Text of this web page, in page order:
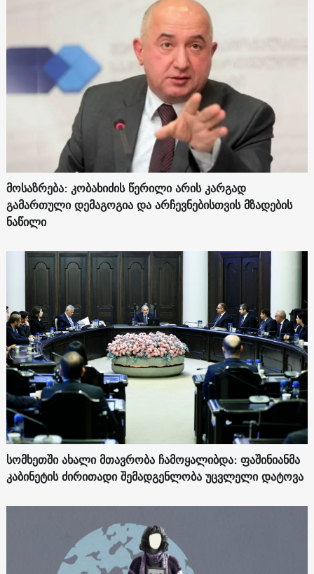
მოსაზრება: კობახიძის წერილი არის კარგად
გამართული დემაგოგია და არჩევნებისთვის მზადების
ნაწილი
სომხეთში ახალი მთავრობა ჩამოყალიბდა: ფაშინიანმა
კაბინეტის ძირითადი შემადგენლობა უცვლელი დატოვა